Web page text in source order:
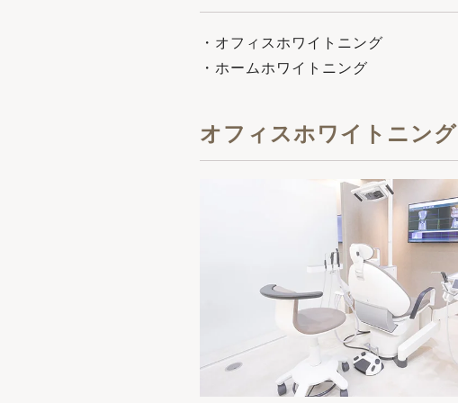
・オフィスホワイトニング
・ホームホワイトニング
オフィスホワイトニング